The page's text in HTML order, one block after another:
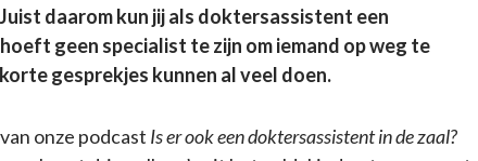
daarom kun jij als doktersassistent een
geen specialist te zijn om iemand op weg te
gesprekjes kunnen al veel doen.
onze podcast Is er ook een doktersassistent in de zaal?